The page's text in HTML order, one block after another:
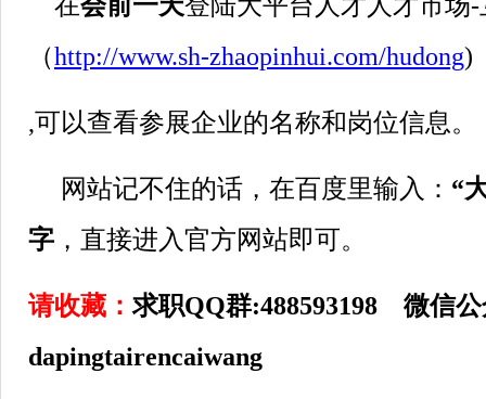
（http://www.sh-zhaopinhui.com/hudong)
,可以查看参展企业的名称和岗位信息。
网站记不住的话，在百度里输入： “
字 ，直接进入官方网站即可。
请收藏：求职QQ群:488593198 微信
dapingtairencaiwang